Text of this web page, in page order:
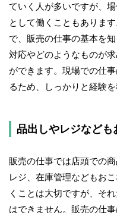
ていく人が多いですが、
として働くこともありま
で、販売の仕事の基本を
対応やどのようなものが
ができます。現場での仕
るため、しっかりと経験
品出しやレジなども
販売の仕事では店頭での
レジ、在庫管理などもお
くことは大切ですが、そ
はできません。販売の仕